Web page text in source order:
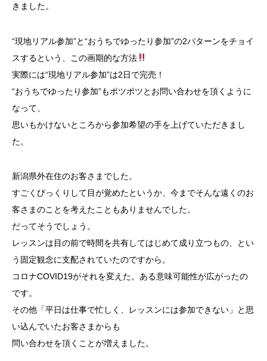
きました。
“現地リアル参加”と“おうちでゆったり参加”の2パターンをチョイ
スするという、この画期的な方法
実際には“現地リアル参加”は2日で完売！
“おうちでゆったり参加”もポツポツとお問い合わせを頂くように
なって、
思いもかけないところから参加希望の手を上げていただきまし
た。
新潟県外在住のお客さまでした。
すごくびっくりして目が覚めたというか、今までそんな遠くのお
客さまのことを考えたこともありませんでした。
だってそうでしょう。
レッスンは目の前で時間を共有してはじめて成り立つもの、とい
う固定観念に支配されていたのですから。
コロナCOVID19がそれを変えた。ある意味可能性が広がったの
です。
その他「平日は仕事で忙しく、レッスンには参加できない」と思
い込んでいたお客さまからも
問い合わせを頂くことが増えました。